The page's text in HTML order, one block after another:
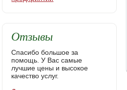
Отзывы
Спасибо большое за
помощь. У Вас самые
лучшие цены и высокое
качество услуг.